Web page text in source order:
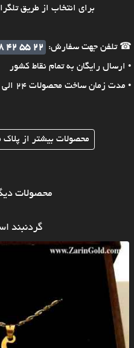
برای انتخاب از طریق
☎ تلفن جهت سفارش:
42 55 22
• ارسال رایگان به تمام نقاط کشور
• مدت زمان ساخت محصولات 24 الی 72 ساعت می‌باشد.
محصولات بیشتر از
محصولات
گردنبند